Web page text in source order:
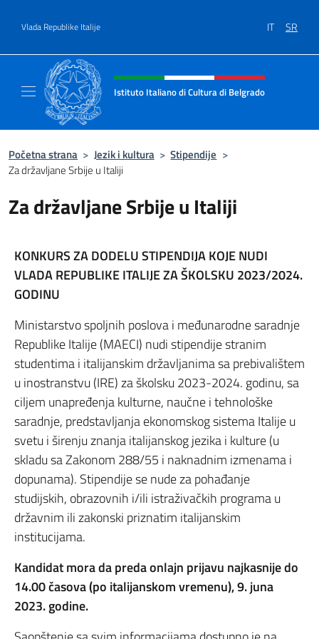
Vlada Republike Italije IT SR
Header, social and menu of site
Istituto Italiano di Cultura di Belgrado
Početna strana > Jezik i kultura > Stipendije >
Za državljane Srbije u Italiji
Za državljane Srbije u Italiji
KONKURS ZA DODELU STIPENDIJA KOJE NUDI
VLADA REPUBLIKE ITALIJE ZA ŠKOLSKU 2023/2024.
GODINU
Ministarstvo spoljnih poslova i međunarodne saradnje
Republike Italije (MAECI) nudi stipendije stranim
studentima i italijanskim državljanima sa prebivalištem
u inostranstvu (IRE) za školsku 2023-2024. godinu, sa
ciljem unapređenja kulturne, naučne i tehnološke
saradnje, predstavljanja ekonomskog sistema Italije u
svetu i širenju znanja italijanskog jezika i kulture (u
skladu sa Zakonom 288/55 i naknadnim izmenama i
dopunama). Stipendije se nude za pohađanje
studijskih, obrazovnih i/ili istraživačkih programa u
državnim ili zakonski priznatim italijanskim
institucijama.
Kandidat mora da preda onlajn prijavu najkasnije do
14.00 časova (po italijanskom vremenu), 9. juna
2023. godine.